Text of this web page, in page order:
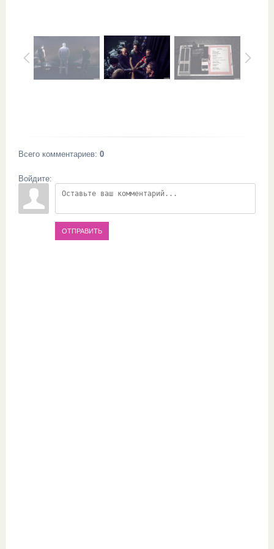
Всего комментариев: 0
Войдите:
ОТПРАВИТЬ